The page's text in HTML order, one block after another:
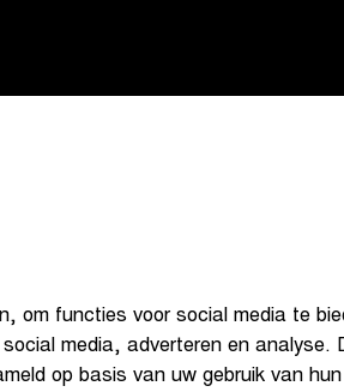
om functies voor social media te
media, adverteren en analyse.
op basis van uw gebruik van